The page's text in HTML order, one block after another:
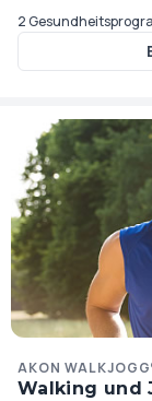
2
AKON
Walking und